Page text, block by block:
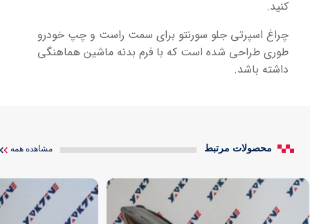
کنید.
چراغ اسپرتی جلو سورنتو برای سمت راست و چپ خودرو
طوری طراحی شده است که با فرم بدنه ماشین هماهنگی
داشته باشد.
محصولات مرتبط مشاهده همه